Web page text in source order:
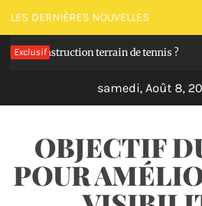
Passer
au
contenu
LES DERNIÈRES NOUVELLES
Exclusif terrain de tennis ? Il y a
samedi, Août 8,
OBJECTIF
POUR